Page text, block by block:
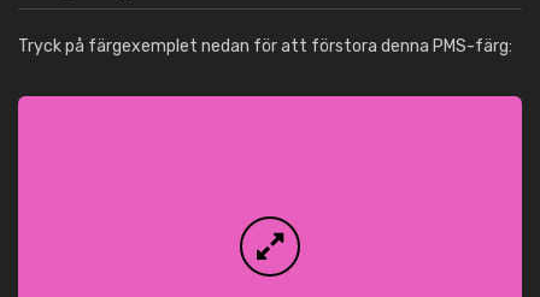
Tryck på färgexemplet nedan för att förstora denna PMS-färg: